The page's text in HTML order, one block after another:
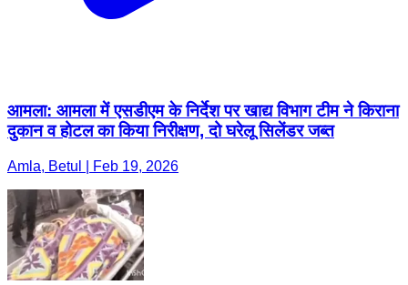
आमला: आमला में एसडीएम के निर्देश पर खाद्य विभाग टीम ने किराना
दुकान व होटल का किया निरीक्षण, दो घरेलू सिलेंडर जब्त
Amla, Betul | Feb 19, 2026